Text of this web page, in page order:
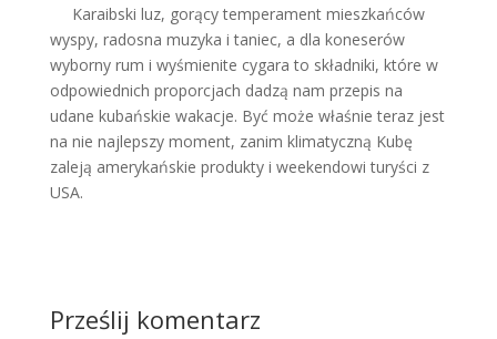
Karaibski luz, gorący temperament mieszkańców
wyspy, radosna muzyka i taniec, a dla koneserów
wyborny rum i wyśmienite cygara to składniki, które w
odpowiednich proporcjach dadzą nam przepis na
udane kubańskie wakacje. Być może właśnie teraz jest
na nie najlepszy moment, zanim klimatyczną Kubę
zaleją amerykańskie produkty i weekendowi turyści z
USA.
Prześlij komentarz